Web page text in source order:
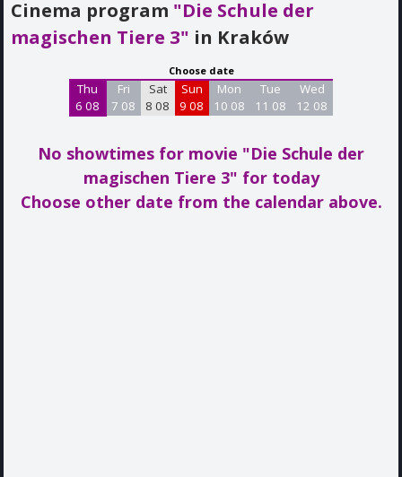
Cinema program "Die Schule der
magischen Tiere 3" in Kraków
Choose date
Thu
6 08
Fri
7 08
Sat
8 08
Sun
9 08
Mon
10 08
Tue
11 08
Wed
12 08
No showtimes for movie "Die Schule der
magischen Tiere 3" for today
Choose other date from the calendar above.